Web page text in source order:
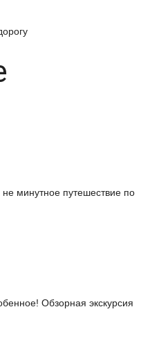
минутное путешествие по
Обзорная экскурсия